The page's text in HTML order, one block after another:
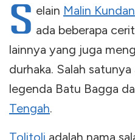
S elain Malin
ada beberapa
lainnya yang juga
durhaka. Salah
legenda Batu Bagga
Tengah.
Tolitoli adalah nama